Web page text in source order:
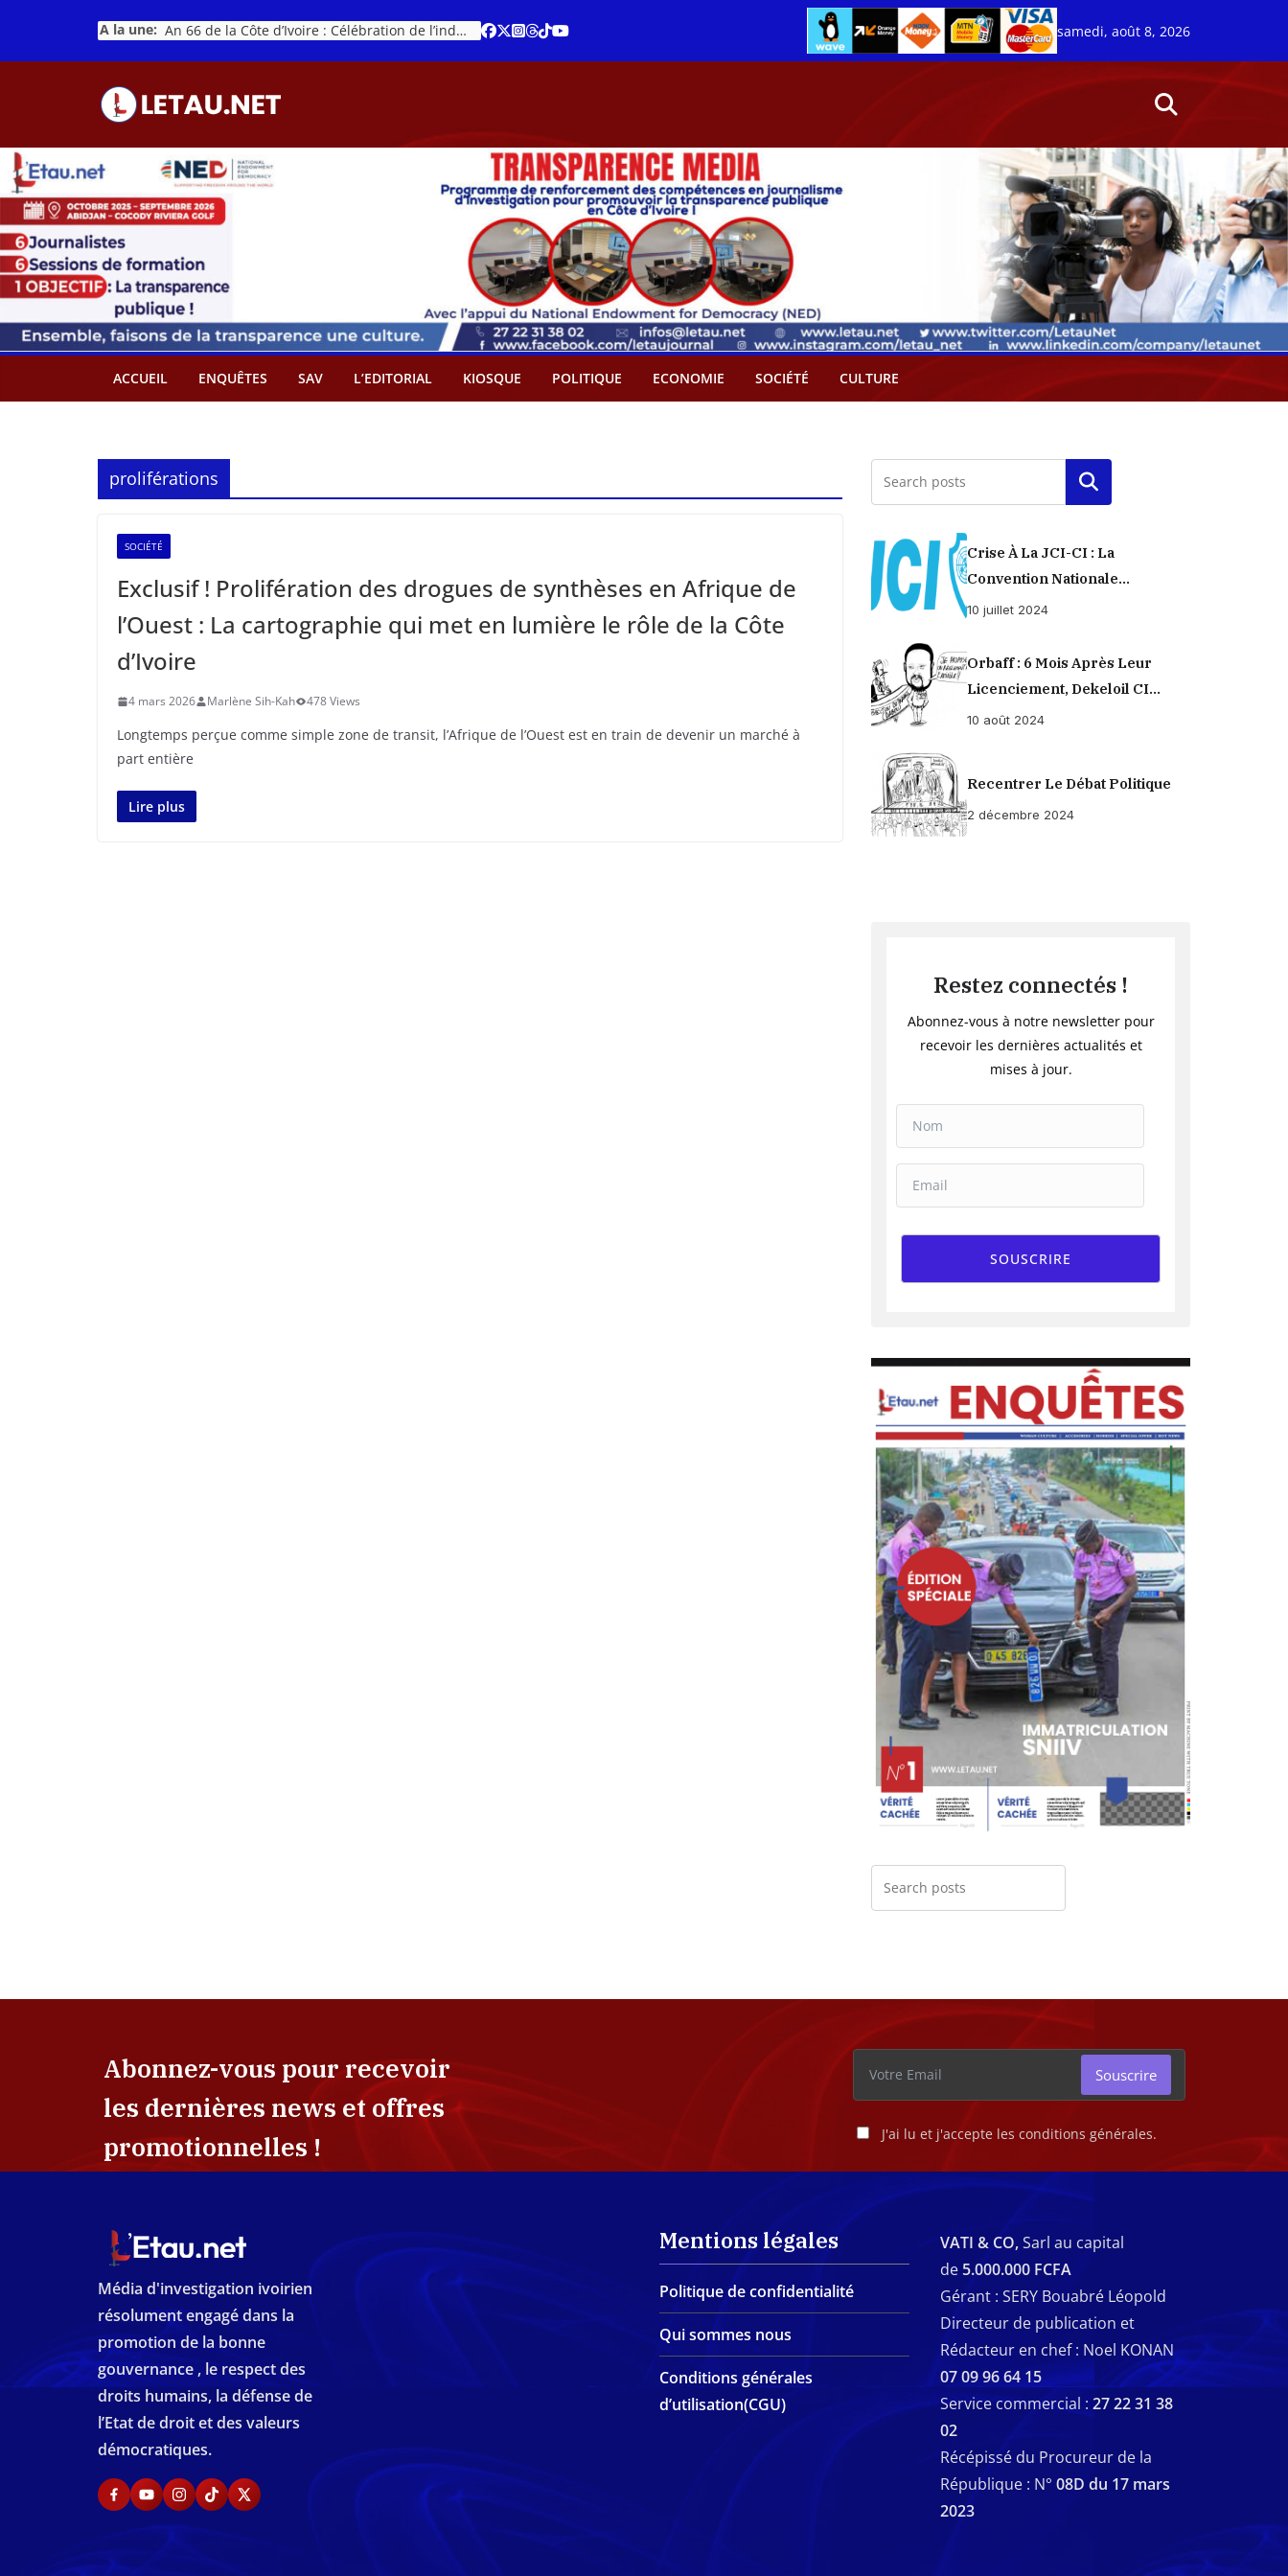
contenu
A la une: An 66 de la Côte d’Ivoire : Célébration de l’indépendance ou cérémonie d’hommage à Ouattara ?
samedi, août 8, 2026
ACCUEIL ENQUÊTES SAV L’EDITORIAL KIOSQUE POLITIQUE ECONOMIE SOCIÉTÉ CULTURE
proliférations
SOCIÉTÉ
Exclusif ! Prolifération des drogues de synthèses en Afrique de
l’Ouest : La cartographie qui met en lumière le rôle de la Côte
d’Ivoire
4 mars 2026 Marlène Sih-Kah 478 Views
Longtemps perçue comme simple zone de transit, l’Afrique de l’Ouest est en train de devenir un marché à
part entière
Lire plus
Rechercher
Crise À La JCI-CI : La
Convention Nationale
Provisoirement Suspendue
10 juillet 2024
Orbaff : 6 Mois Après Leur
Licenciement, Dekeloil CI
Propose À Ses Ex-Ouvriers Un
10 août 2024
Recentrer Le Débat Politique
2 décembre 2024
Restez connectés !
Abonnez-vous à notre newsletter pour
recevoir les dernières actualités et
mises à jour.
SOUSCRIRE
Abonnez-vous pour recevoir
les dernières news et offres
promotionnelles !
J'ai lu et j'accepte les conditions générales.
Souscrire
Média d'investigation ivoirien
résolument engagé dans la
promotion de la bonne
gouvernance , le respect des
droits humains, la défense de
l’Etat de droit et des valeurs
démocratiques.
Mentions légales
Politique de confidentialité
Qui sommes nous
Conditions générales
d’utilisation(CGU)
VATI & CO,Sarl au capital
de 5.000.000 FCFA
Gérant : SERY Bouabré Léopold
Directeur de publication et
Rédacteur en chef : Noel KONAN
07 09 96 64 15
Service commercial : 27 22 31 38
02
Récépissé du Procureur de la
République : N° 08D du 17 mars
2023